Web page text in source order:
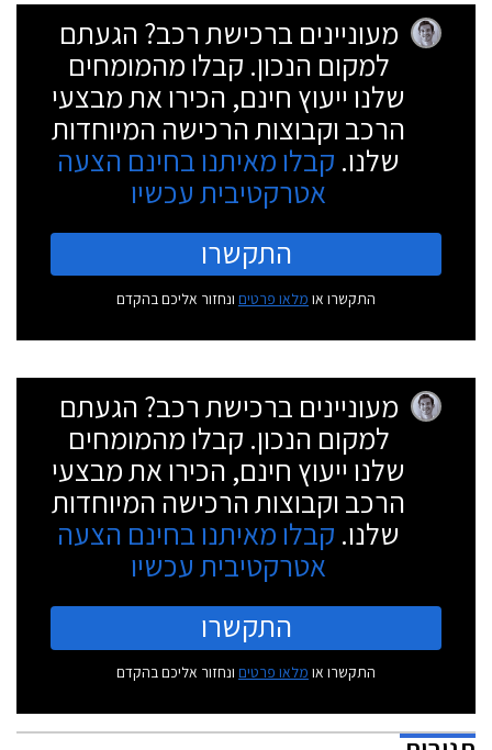
מעוניינים ברכישת רכב? הגעתם
למקום הנכון. קבלו מהמומחים
שלנו ייעוץ חינם, הכירו את מבצעי
הרכב וקבוצות הרכישה המיוחדות
שלנו. קבלו מאיתנו בחינם הצעה
אטרקטיבית עכשיו
התקשרו
התקשרו או מלאו פרטים ונחזור אליכם בהקדם
מעוניינים ברכישת רכב? הגעתם
למקום הנכון. קבלו מהמומחים
שלנו ייעוץ חינם, הכירו את מבצעי
הרכב וקבוצות הרכישה המיוחדות
שלנו. קבלו מאיתנו בחינם הצעה
אטרקטיבית עכשיו
התקשרו
התקשרו או מלאו פרטים ונחזור אליכם בהקדם